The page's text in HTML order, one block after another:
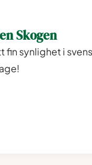
Skogen
fin synlighet i